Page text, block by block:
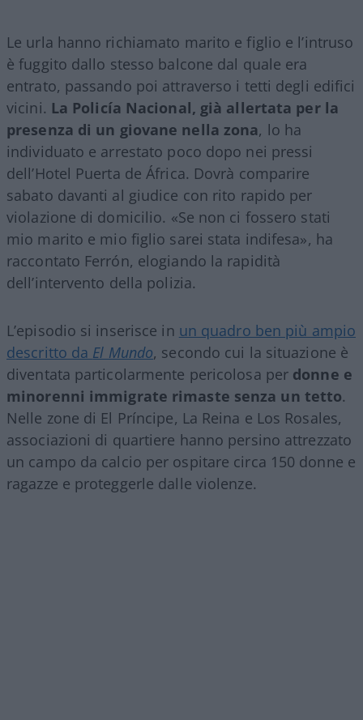
Le urla hanno richiamato marito e figlio e l’intruso
è fuggito dallo stesso balcone dal quale era
entrato, passando poi attraverso i tetti degli edifici
vicini. La Policía Nacional, già allertata per la
presenza di un giovane nella zona, lo ha
individuato e arrestato poco dopo nei pressi
dell’Hotel Puerta de África. Dovrà comparire
sabato davanti al giudice con rito rapido per
violazione di domicilio. «Se non ci fossero stati
mio marito e mio figlio sarei stata indifesa», ha
raccontato Ferrón, elogiando la rapidità
dell’intervento della polizia.
L’episodio si inserisce in un quadro ben più ampio
descritto da El Mundo, secondo cui la situazione è
diventata particolarmente pericolosa per donne e
minorenni immigrate rimaste senza un tetto.
Nelle zone di El Príncipe, La Reina e Los Rosales,
associazioni di quartiere hanno persino attrezzato
un campo da calcio per ospitare circa 150 donne e
ragazze e proteggerle dalle violenze.